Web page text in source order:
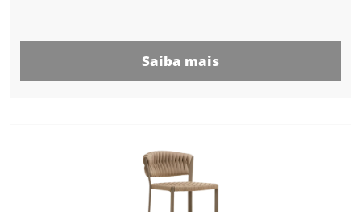
Saiba mais